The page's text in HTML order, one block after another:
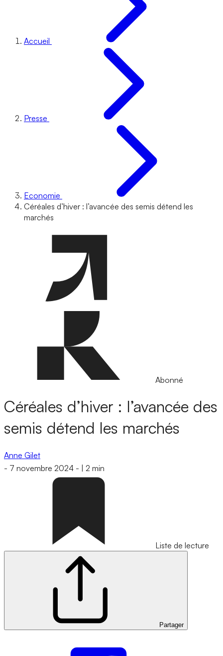
Accueil
Presse
Economie
Céréales d’hiver : l’avancée des semis détend les
marchés
Abonné
Céréales d’hiver : l’avancée des
semis détend les marchés
Anne Gilet
- 7 novembre 2024 - 2 min
Liste de lecture
Partager